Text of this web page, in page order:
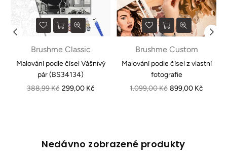
Brushme Classic
Malování podle čísel Vášnivý
pár (BS34134)
Běžná
388,99 Kč 299,00 Kč
Brushme Custom
Malování podle čísel z vlastní
fotografie
Běžná
1.099,00 Kč 899,00 Kč
Nedávno zobrazené produkty